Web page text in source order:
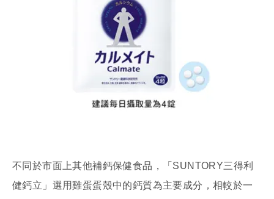
不同於市面上其他補鈣保健食品，「SUNTORY三得利
健鈣立」選用雞蛋蛋殼中的鈣質為主要成分，相較於一